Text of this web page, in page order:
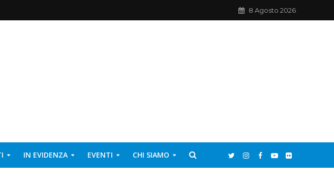
8 Agosto 2026
IN EVIDENZA EVENTI CHI SIAMO